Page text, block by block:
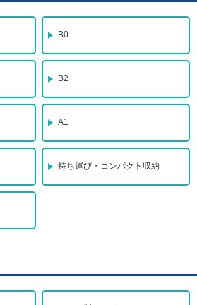
B0
B2
A1
持ち運び・コンパクト収納